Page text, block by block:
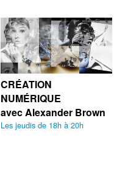
CRÉATION
NUMÉRIQUE
avec Alexander Brown
Les jeudis de 18h à 20h